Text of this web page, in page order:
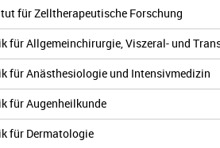
für Zelltherapeutische Forschung
für Allgemeinchirurgie, Viszeral- und
für Anästhesiologie und Intensivmedizin
für Augenheilkunde
für Dermatologie